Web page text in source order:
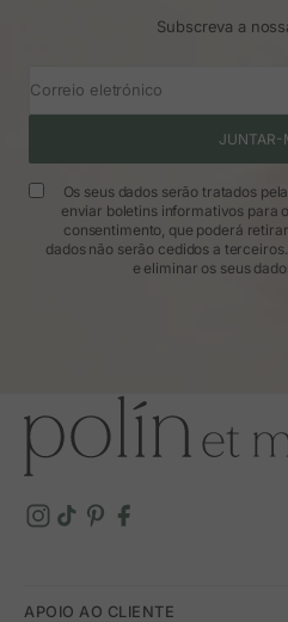
Subscreva a
Correio eletrónico
JUNTAR-
Os seus dados serão tratados
enviar boletins informativos para
consentimento, que poderá
dados não serão cedidos a
e eliminar os seus
APOIO AO CLIENTE